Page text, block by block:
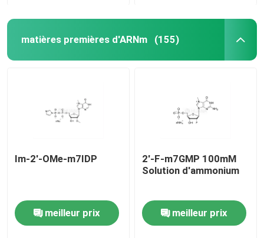
matières premières d'ARNm (155)
Im-2'-OMe-m7IDP
meilleur prix
2'-F-m7GMP 100mM
Solution d'ammonium
meilleur prix